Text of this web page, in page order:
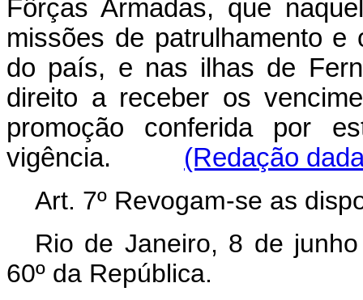
Fôrças Armadas, que
missões de patrulhamento
do país, e nas ilhas de
direito a receber os
promoção conferida por
vigência. (Redação
Art. 7º Revogam-se as
Rio de Janeiro, 8 de
60º da República.